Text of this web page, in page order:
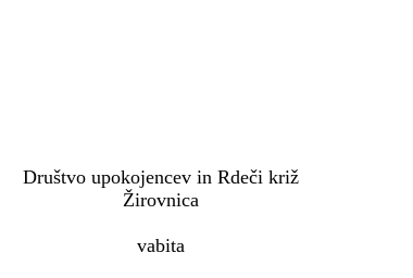
Društvo upokojencev in Rdeči križ
Žirovnica
vabita